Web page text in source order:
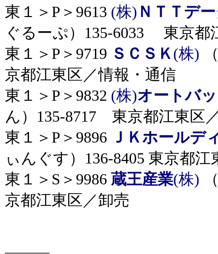
東１＞P＞9613 (株) ＮＴＴデ
ぐるーぷ）135-6033 東京都
東１＞P＞9719 ＳＣＳＫ(株)
京都江東区／情報・通信
東１＞P＞9832 (株)オートバ
ん）135-8717 東京都江東区
東１＞P＞9896 ＪＫホールデ
ぃんぐす）136-8405 東京都江
東１＞S＞9986 蔵王産業(株)
京都江東区／卸売